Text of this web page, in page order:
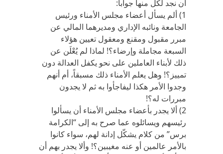
أن نجد لكل منها جواباً:
1) ألم يسأل أعضاء مجلس الأمناء ورئيس
الجامعة ونائبه الإداري ومديرهما المالي عن
مبرر مقبول ومقنع ومعقول تعيين هؤلاء
السبعة مجاملة وإرضاء؟! لماذا لم يُعْلَن عن
ذلك لأبناء العاملين على نحو يكفل العدالة دون
تمييز؟! وهل يعلم الأمناء ذلك مسبقاً، أم أنهم
وجدوا الأمر هكذا ليفاجأوا به ثم لا يجدون
مبررات له؟!
2) ألا يجدر بأعضاء مجلس الأمناء أن يسألوا
رئيسهم ويسائلوه عما صرح به إلى “الكرامة
برس” من كلام يشكّل إدانة لهم، سواء كانوا
بالأمر عالمين أو عنه مغيبين؟! وألا يجدر بهم أن